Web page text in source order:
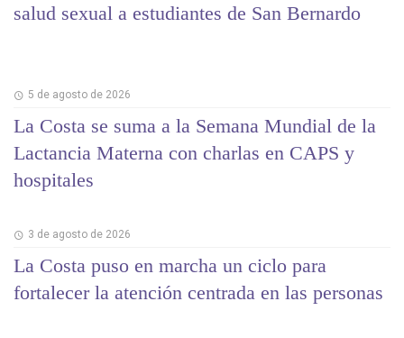
salud sexual a estudiantes de San Bernardo
5 de agosto de 2026
La Costa se suma a la Semana Mundial de la
Lactancia Materna con charlas en CAPS y
hospitales
3 de agosto de 2026
La Costa puso en marcha un ciclo para
fortalecer la atención centrada en las personas